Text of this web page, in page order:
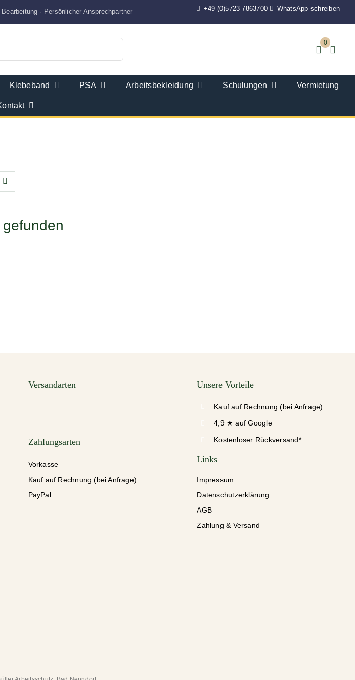
· Persönlicher Ansprechpartner +49 (0)5723 7863700 WhatsApp schreiben
0
Klebeband PSA Arbeitsbekleidung Schulungen Vermietung
Versandarten
Zahlungsarten
Vorkasse
Kauf auf Rechnung (bei Anfrage)
PayPal
Unsere Vorteile
Kauf auf Rechnung (bei Anfrage)
4,9 ★ auf Google
Kostenloser Rückversand*
Links
Impressum
Datenschutzerklärung
AGB
Zahlung & Versand